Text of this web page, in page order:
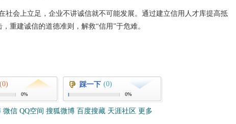
社会上立足，企业不讲诚信就不可能发展。通过建立信用人才库提高抵
重建诚信的道德准则，解救“信用”于危难。
(0)
0%
踩一下 (0)
0%
微信 QQ空间 搜狐微博 百度搜藏 天涯社区 更多